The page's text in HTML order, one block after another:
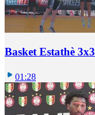
Basket Estathè 3x3
01:28